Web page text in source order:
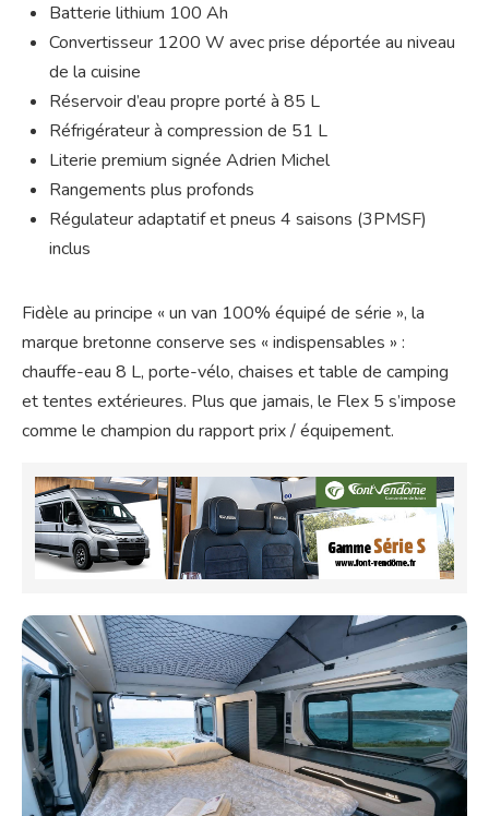
Batterie lithium 100 Ah
Convertisseur 1200 W avec prise déportée au niveau
de la cuisine
Réservoir d’eau propre porté à 85 L
Réfrigérateur à compression de 51 L
Literie premium signée Adrien Michel
Rangements plus profonds
Régulateur adaptatif et pneus 4 saisons (3PMSF)
inclus
Fidèle au principe « un van 100% équipé de série », la
marque bretonne conserve ses « indispensables » :
chauffe-eau 8 L, porte-vélo, chaises et table de camping
et tentes extérieures. Plus que jamais, le Flex 5 s’impose
comme le champion du rapport prix / équipement.